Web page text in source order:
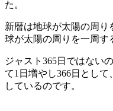
た。
新暦は地球が太陽の周
球が太陽の周りを一周す
ジャスト365日ではない
て1日増やし366日とし
しているのです。